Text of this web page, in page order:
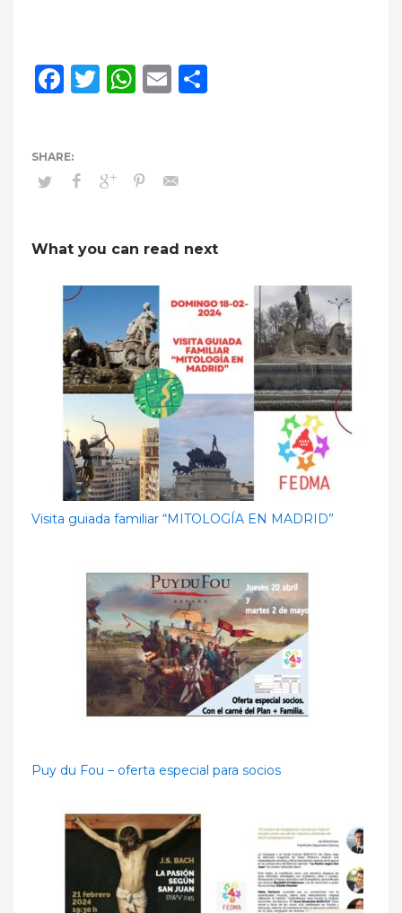
Facebook
Twitter
WhatsApp
Email
What you can read next
Visita guiada familiar “MITOLOGÍA EN MADRID”
Puy du Fou – oferta especial para socios